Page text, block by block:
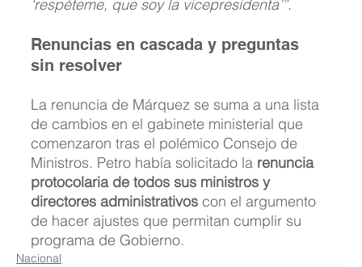
‘respéteme, que soy la vicepresidenta’”.
Renuncias en cascada y preguntas
sin resolver
La renuncia de Márquez se suma a una lista
de cambios en el gabinete ministerial que
comenzaron tras el polémico Consejo de
Ministros. Petro había solicitado la renuncia
protocolaria de todos sus ministros y
directores administrativos con el argumento
de hacer ajustes que permitan cumplir su
programa de Gobierno.
Nacional